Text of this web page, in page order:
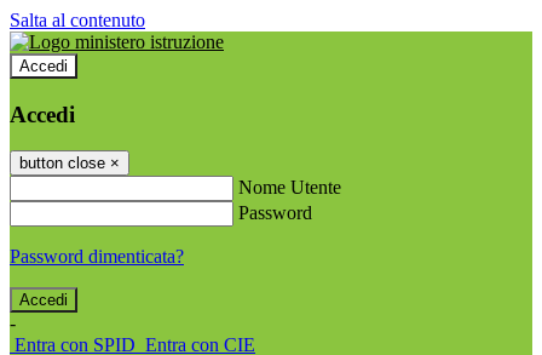
Salta al contenuto
Accedi
Accedi
button close ×
Nome Utente
Password
Password dimenticata?
-
Entra con SPID Entra con CIE